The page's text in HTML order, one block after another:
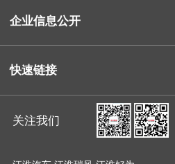
企业信息公开
快速链接
关注我们